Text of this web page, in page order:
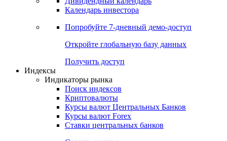
Календарь инвестора
Попробуйте 7-дневный демо-доступ
Откройте глобальную базу данных
Получить доступ
Индексы
Индикаторы рынка
Поиск индексов
Криптовалюты
Курсы валют Центральных Банков
Курсы валют Forex
Ставки центральных банков